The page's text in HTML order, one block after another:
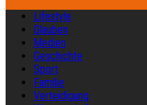
Lifestyle
Glauben
Medien
Geschichte
Sport
Familie
Verteidigung